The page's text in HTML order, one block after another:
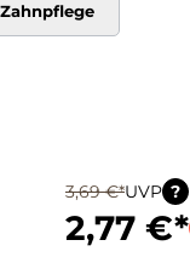
3,69 €*UVP ?
2,77 €*